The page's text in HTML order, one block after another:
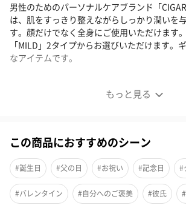
もっと見る
男性のためのパーソナルケアブランド「
は、肌をすっきり整えながらしっかり潤いを
す。顔だけでなく全身にご使用いただけます
「MILD」2タイプからお選びいただけます。
なアイテムです。
肌をすっきり整え、しっかりうるおう
この商品におすすめのシーン
#誕生日 #父の日 #お祝い #記念日 #
#バレンタイン #自分へのご褒美 #彼氏